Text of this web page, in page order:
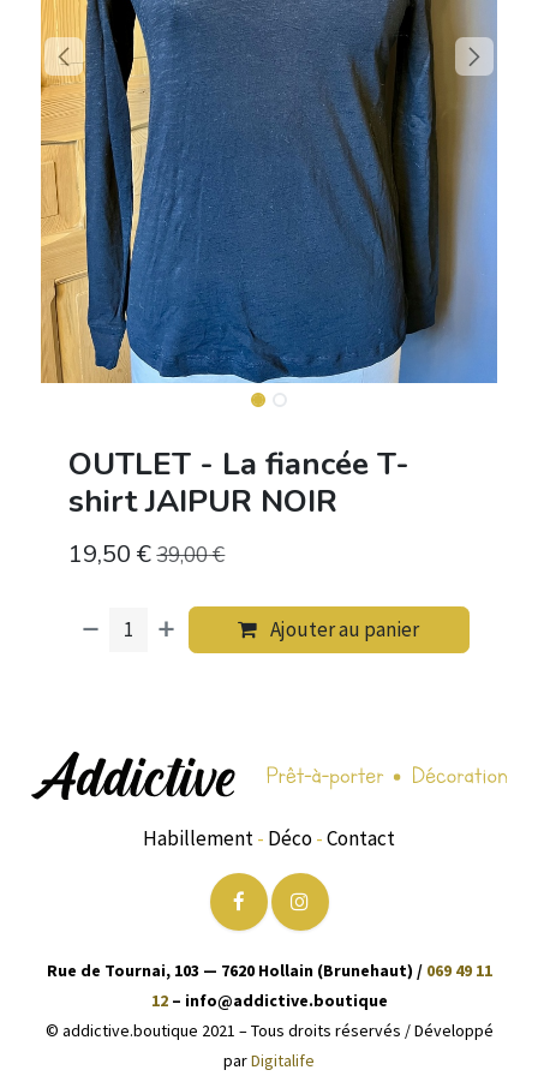
OUTLET - La fiancée T-
shirt JAIPUR NOIR
19,50 €39,00€
Ajouter au panier
Habillement- Déco-Contact
Rue de Tournai, 103 — 7620 Hollain (Brunehaut) / 069 49 11
12– info@addictive.boutique
© addictive.boutique 2021 – Tous droits réservés / Développé
parDigitalife